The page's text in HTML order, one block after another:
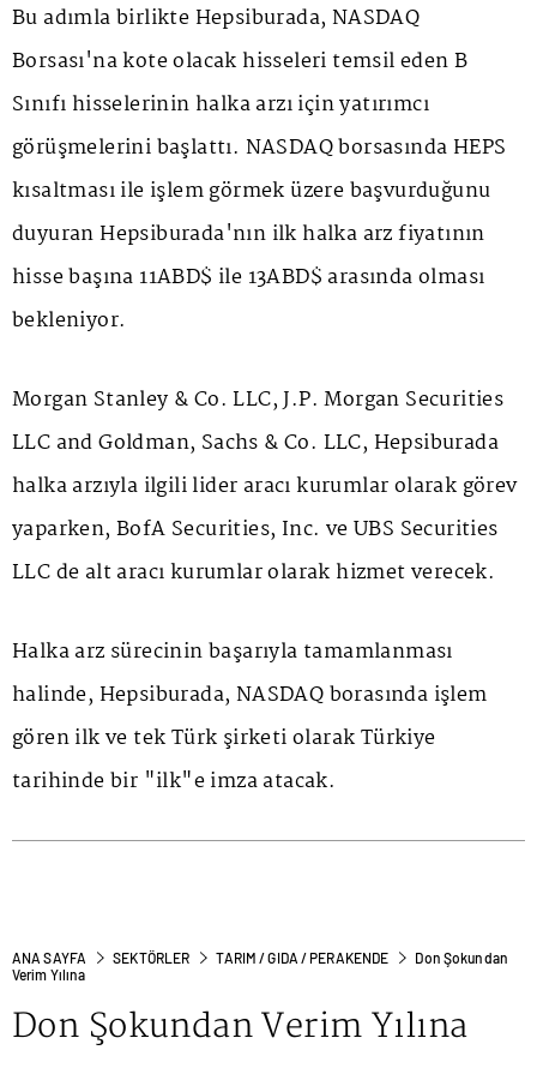
Bu adımla birlikte Hepsiburada, NASDAQ
Borsası'na kote olacak hisseleri temsil eden B
Sınıfı hisselerinin halka arzı için yatırımcı
görüşmelerini başlattı. NASDAQ borsasında HEPS
kısaltması ile işlem görmek üzere başvurduğunu
duyuran Hepsiburada'nın ilk halka arz fiyatının
hisse başına 11ABD$ ile 13ABD$ arasında olması
bekleniyor.
Morgan Stanley & Co. LLC, J.P. Morgan Securities
LLC and Goldman, Sachs & Co. LLC, Hepsiburada
halka arzıyla ilgili lider aracı kurumlar olarak görev
yaparken, BofA Securities, Inc. ve UBS Securities
LLC de alt aracı kurumlar olarak hizmet verecek.
Halka arz sürecinin başarıyla tamamlanması
halinde, Hepsiburada, NASDAQ borasında işlem
gören ilk ve tek Türk şirketi olarak Türkiye
tarihinde bir "ilk"e imza atacak.
ANA SAYFA SEKTÖRLER TARIM / GIDA / PERAKENDE
Don Şokundan
Verim Yılına
Don Şokundan Verim Yılına